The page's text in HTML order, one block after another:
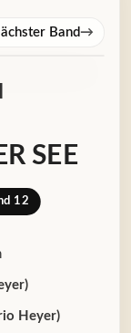
Band→
SEE
12
Heyer)